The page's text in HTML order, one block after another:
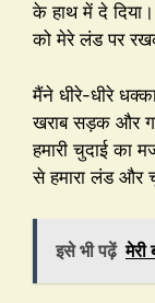
के हाथ में दे
को मेरे लंड पर
मैंने धीरे-धीरे
खराब सड़क और
हमारी चुदाई का
से हमारा लंड
इसे भी पढ़ें मेरी